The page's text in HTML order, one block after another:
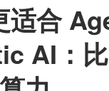
合
AI：